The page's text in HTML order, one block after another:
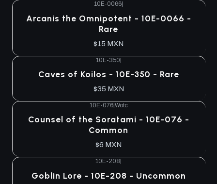
10E-0066
Arcanis the Omnipotent - 10E-0066 -
Rare
$15 MXN
10E-350|
Caves of Koilos - 10E-350 - Rare
$35 MXN
10E-076| Wotc
Counsel of the Soratami - 10E-076 -
Common
$6 MXN
10E-208
Goblin Lore - 10E-208 - Uncommon